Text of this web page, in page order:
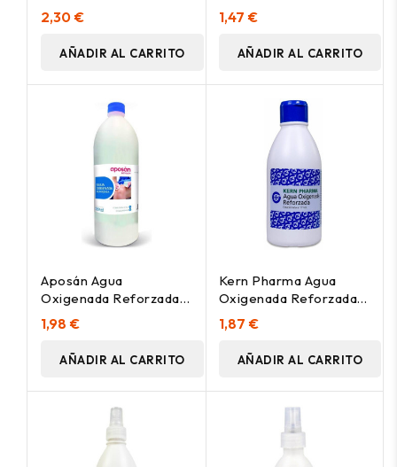
2,30 €
AÑADIR AL CARRITO
17 250Ml
1,47 €
AÑADIR AL CARRITO
Aposán Agua
Oxigenada Reforzada,
500 Ml
1,98 €
AÑADIR AL CARRITO
Kern Pharma Agua
Oxigenada Reforzada
17 250Ml
1,87 €
AÑADIR AL CARRITO